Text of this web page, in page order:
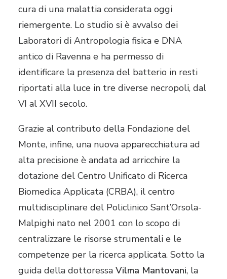
cura di una malattia considerata oggi
riemergente. Lo studio si è avvalso dei
Laboratori di Antropologia fisica e DNA
antico di Ravenna e ha permesso di
identificare la presenza del batterio in resti
riportati alla luce in tre diverse necropoli, dal
VI al XVII secolo.
Grazie al contributo della Fondazione del
Monte, infine, una nuova apparecchiatura ad
alta precisione è andata ad arricchire la
dotazione del Centro Unificato di Ricerca
Biomedica Applicata (CRBA), il centro
multidisciplinare del Policlinico Sant’Orsola-
Malpighi nato nel 2001 con lo scopo di
centralizzare le risorse strumentali e le
competenze per la ricerca applicata. Sotto la
guida della dottoressa Vilma Mantovani, la